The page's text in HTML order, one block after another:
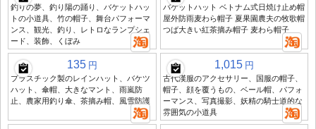
釣りの夢、釣り陽の踊り、バケットハッ
トの小道具、竹の帽子、舞台パフォーマ
ンス、観光、釣り、レトロなランプシェ
ード、装飾、くぼみ
バケットハット ベトナム式日焼け止め帽
屋外防雨麦わら帽子 夏果園農夫の牧歌帽
つば大きい紅茶摘み帽子 麦わら帽子
135 円
プラスチック製のレインハット、バケツ
ハット、傘帽、大きなマント、雨嵐防
止、農家用釣り傘、茶摘み帽、風雪防護
1,015 円
古代漢服のアクセサリー、国服の帽子、
帽子、顔を覆うもの、ベール帽、パフォ
ーマンス、写真撮影、妖精の騎士道的な
雰囲気の小道具